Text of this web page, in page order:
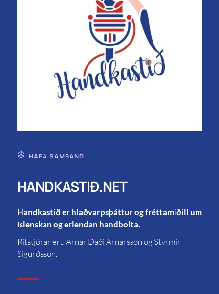
HAFA SAMBAND
HANDKASTIÐ.NET
Handkastið er hlaðvarpsþáttur og fréttamiðill um
íslenskan og erlendan handbolta.
Ritstjórar eru Arnar Daði Arnarsson og Styrmir
Sigurðsson.